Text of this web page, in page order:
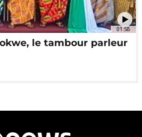
01:58
le tambour parleur